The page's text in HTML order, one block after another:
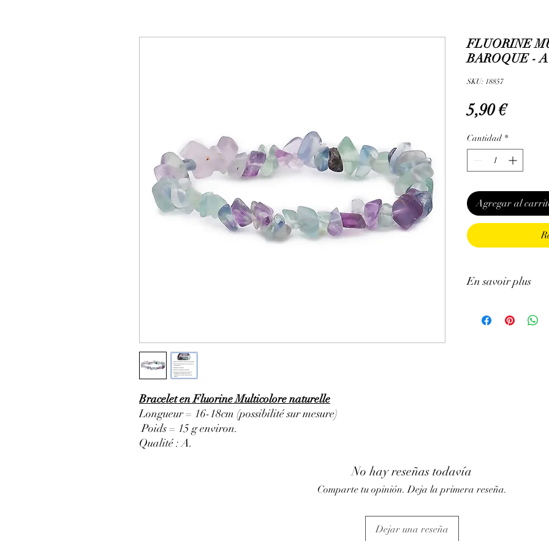
Bracelet en Fluorine Multicolore naturelle
Longueur = 16-18cm (possibilité sur mesure)
Poids = 15 g environ.
Qualité : A.
FLUORINE
BAROQUE - A
SKU: 18857
5,90 €Precio
Cantidad *
Agregar al
En savoir plus
n'exclut en aucun
No hay reseñas todavía
Comparte tu opinión. Deja la primera reseña.
Dejar una reseña